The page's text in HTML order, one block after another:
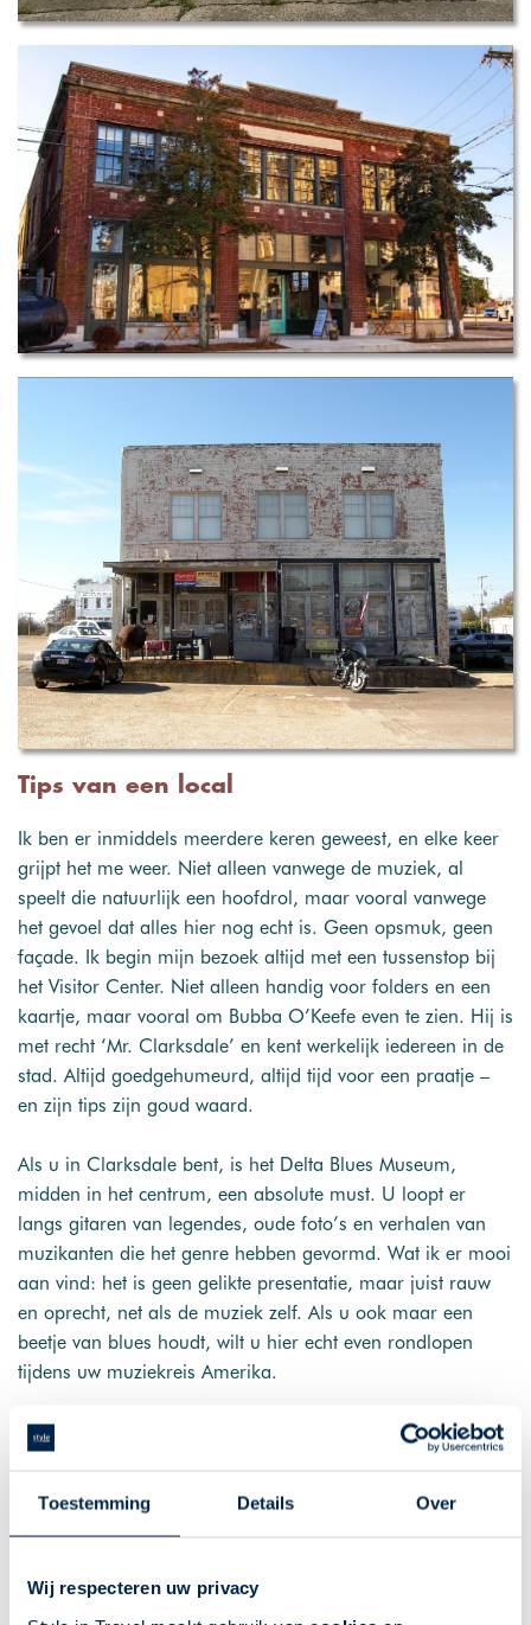
Toestemming Details Over
Wij respecteren uw privacy
Tips van een local
Ik ben er inmiddels meerdere keren geweest, en elke keer
grijpt het me weer. Niet alleen vanwege de muziek, al
speelt die natuurlijk een hoofdrol, maar vooral vanwege
het gevoel dat alles hier nog echt is. Geen opsmuk, geen
façade. Ik begin mijn bezoek altijd met een tussenstop bij
het Visitor Center. Niet alleen handig voor folders en een
kaartje, maar vooral om Bubba O’Keefe even te zien. Hij is
met recht ‘Mr. Clarksdale’ en kent werkelijk iedereen in de
stad. Altijd goedgehumeurd, altijd tijd voor een praatje –
en zijn tips zijn goud waard.
Als u in Clarksdale bent, is het Delta Blues Museum,
midden in het centrum, een absolute must. U loopt er
langs gitaren van legendes, oude foto’s en verhalen van
muzikanten die het genre hebben gevormd. Wat ik er mooi
aan vind: het is geen gelikte presentatie, maar juist rauw
en oprecht, net als de muziek zelf. Als u ook maar een
beetje van blues houdt, wilt u hier echt even rondlopen
tijdens uw muziekreis Amerika.
Avonden voor live-muziek
’s Avonds ga ik graag naar Ground Zero Blues Club. Het
is een relaxte plek waar altijd wat gebeurt, met stevige
publiek gemengd, en de optredens zijn vaak verrassend